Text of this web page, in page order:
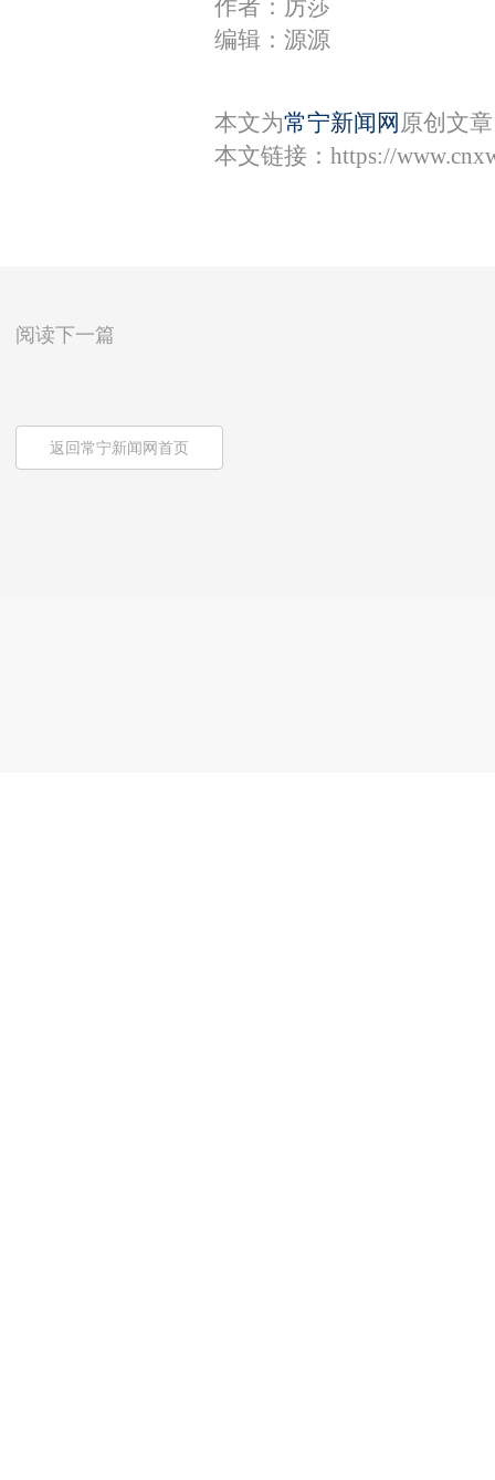
作者：厉莎
编辑：源源
本文为常宁新闻网 原创文
本文链接： https://
阅读下一篇
返回常宁新闻网首页